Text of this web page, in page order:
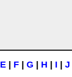
E F G H I J